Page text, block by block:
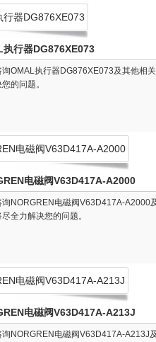
执行器DG876XE073
OMAL执行器DG876XE073及其他相
的问题。
电磁阀V63D417A-A2000
询NORGREN电磁阀V63D417A-A2000
全力解决您的问题。
电磁阀V63D417A-A213J
询NORGREN电磁阀V63D417A-A213J